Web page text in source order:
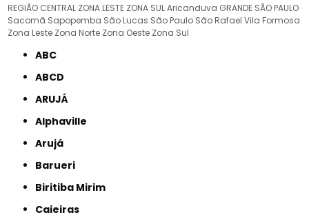
REGIÃO CENTRAL ZONA LESTE ZONA SULAricanduva GRANDE SÃO PAULO
Sacomã Sapopemba São Lucas São Paulo São Rafael Vila Formosa
Zona Leste Zona Norte Zona Oeste Zona Sul
ABC
ABCD
ARUJÁ
Alphaville
Arujá
Barueri
Biritiba Mirim
Caieiras